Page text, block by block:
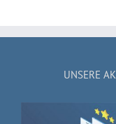
UNSERE